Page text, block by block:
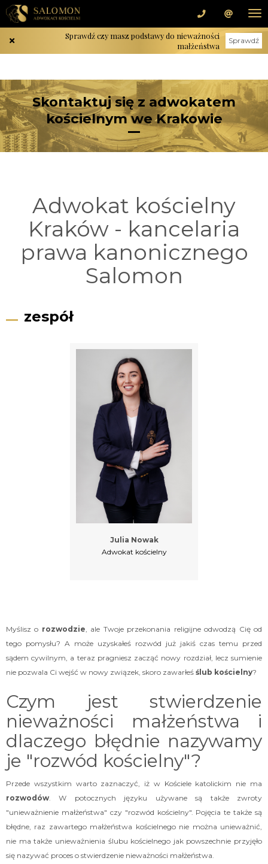
Sprawdź czy masz podstawy do nieważności
małżeństwa
Sprawdź
Skontaktuj się z adwokatem
kościelnym we Krakowie
Adwokat kościelny
Kraków - kancelaria
prawa kanonicznego
Salomon
zespół
Julia Nowak
Adwokat kościelny
Myślisz o rozwodzie , ale Twoje przekonania religijne odwodzą Cię od
tego pomysłu? A może uzyskałeś rozwód już jakiś czas temu przed
sądem cywilnym, a teraz pragniesz zacząć nowy rozdział, lecz sumienie
nie pozwala Ci wejść w nowy związek, skoro zawarłeś ślub kościelny?
Czym jest stwierdzenie
nieważności małżeństwa i
dlaczego błędnie nazywamy
je "rozwód kościelny"?
Przede wszystkim warto zaznaczyć, iż w Kościele katolickim nie ma
rozwodów . W potocznych języku używane są także zwroty
"unieważnienie małżeństwa" czy "rozwód kościelny". Pojęcia te także są
błędne, raz zawartego małżeństwa kościelnego nie można unieważnić,
nie ma także unieważnienia ślubu kościelnego jak powszechnie przyjęło
się nazywać proces o stwierdzenie nieważności małżeństwa.